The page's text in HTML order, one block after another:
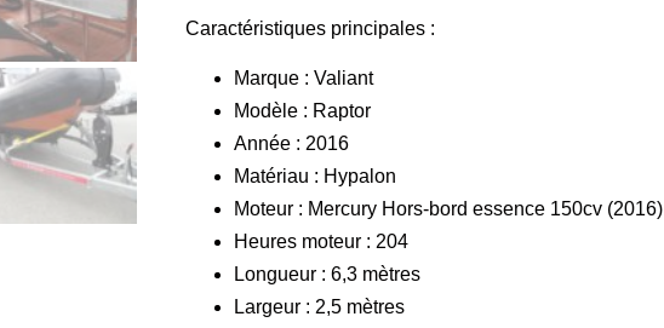
Caractéristiques principales :
Marque : Valiant
Modèle : Raptor
Année : 2016
Matériau : Hypalon
Moteur : Mercury Hors-bord essence 150cv (2016)
Heures moteur : 204
Longueur : 6,3 mètres
Largeur : 2,5 mètres